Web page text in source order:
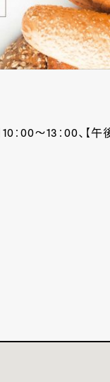
10 ： 00～13 ： 00、【午